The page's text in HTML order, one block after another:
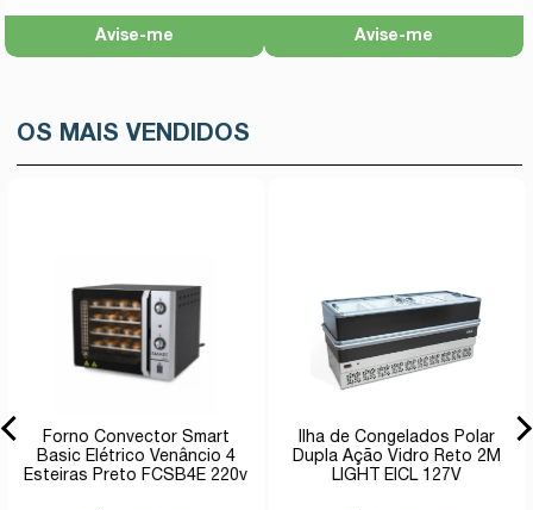
Avise-me Avise-me
OS MAIS VENDIDOS
Forno Convector Smart
Basic Elétrico Venâncio 4
Esteiras Preto FCSB4E 220v
Ilha de Congelados Polar
Dupla Ação Vidro Reto 2M
LIGHT EICL 127V